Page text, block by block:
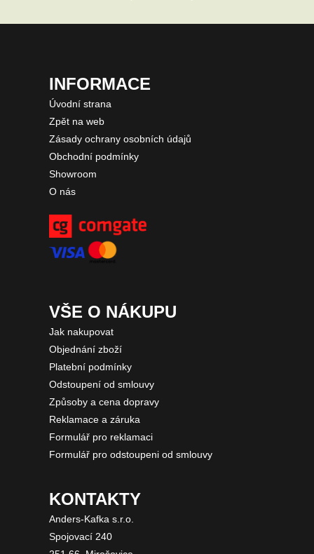
INFORMACE
Úvodní strana
Zpět na web
Zásady ochrany osobních údajů
Obchodní podmínky
Showroom
O nás
VŠE O NÁKUPU
Jak nakupovat
Objednání zboží
Platební podmínky
Odstoupení od smlouvy
Způsoby a cena dopravy
Reklamace a záruka
Formulář pro reklamaci
Formulář pro odstoupeni od smlouvy
KONTAKTY
Anders-Kafka s.r.o.
Spojovací 240